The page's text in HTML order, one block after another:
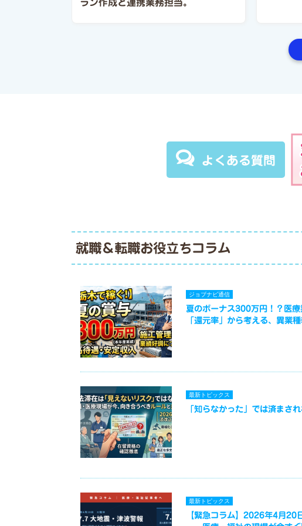
ラン作成と連携業務担当。
よくある質問
就職＆転職お役立ちコラム
ジョブナビ通信
夏のボーナス300万円！？医
「還元率」から考える、異業
最新トピックス
「知らなかった」では済まさ
最新トピックス
【緊急コラム】2026年4月20